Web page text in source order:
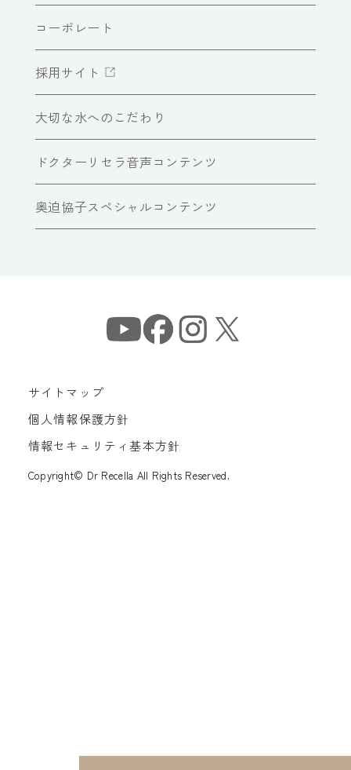
コーポレート
採用サイト
大切な水へのこだわり
ドクターリセラ音声コンテンツ
奥迫協子スペシャルコンテンツ
サイトマップ
個人情報保護方針
情報セキュリティ基本方針
Copyright© Dr Recella All Rights Reserved.